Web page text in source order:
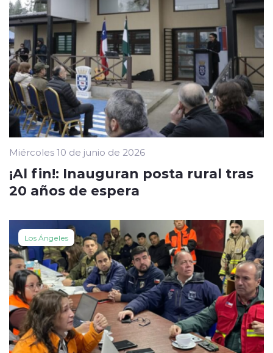
Miércoles 10 de junio de 2026
¡Al fin!: Inauguran posta rural tras
20 años de espera
Los Ángeles